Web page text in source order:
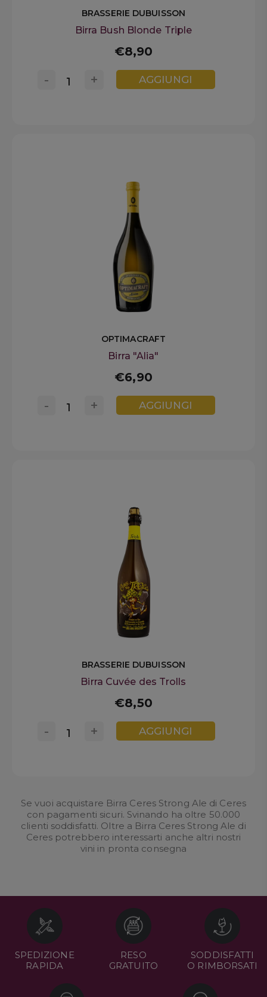
BRASSERIE DUBUISSON
Birra Bush Blonde Triple
€8,90
+
- AGGIUNGI
OPTIMACRAFT
Birra "Alia"
€6,90
+
- AGGIUNGI
BRASSERIE DUBUISSON
Birra Cuvée des Trolls
€8,50
+
- AGGIUNGI
Se vuoi acquistare Birra Ceres Strong Ale di Ceres
con pagamenti sicuri. Svinando ha oltre 50.000
clienti soddisfatti. Oltre a Birra Ceres Strong Ale di
Ceres potrebbero interessarti anche altri nostri
vini in pronta consegna
SPEDIZIONE
RAPIDA
RESO
GRATUITO
SODDISFATTI
O RIMBORSATI